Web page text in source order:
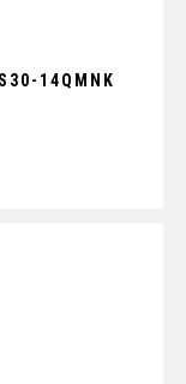
14QMNK